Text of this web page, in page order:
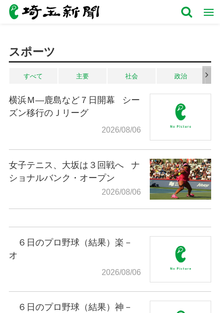
スポーツ
すべて 主要 社会 政治
横浜Ｍ―鹿島など７日開幕
シー
ズン移行のＪリーグ
2026/08/06
女子テニス、大坂は３回戦へ
ナ
ショナルバンク・オープン
2026/08/06
６日のプロ野球（結果）楽－
オ
2026/08/06
６日のプロ野球（結果）神－